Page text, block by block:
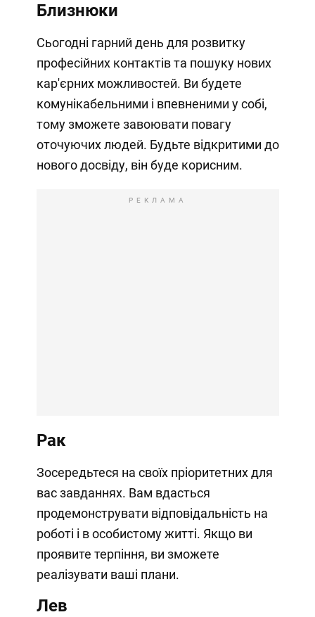
Близнюки
Сьогодні гарний день для розвитку
професійних контактів та пошуку нових
кар'єрних можливостей. Ви будете
комунікабельними і впевненими у собі,
тому зможете завоювати повагу
оточуючих людей. Будьте відкритими до
нового досвіду, він буде корисним.
РЕКЛАМА
Рак
Зосередьтеся на своїх пріоритетних для
вас завданнях. Вам вдасться
продемонструвати відповідальність на
роботі і в особистому житті. Якщо ви
проявите терпіння, ви зможете
реалізувати ваші плани.
Лев